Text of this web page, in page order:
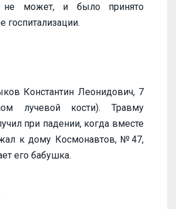
не может, и было принято
госпитализации.
Константин Леонидович, 7
лучевой кости). Травму
при падении, когда вместе
к дому Космонавтов, №47,
его бабушка.